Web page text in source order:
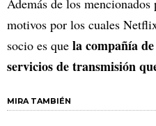
Además de los
motivos por los cuales
socio es que la compañía
servicios de transmisión
MIRA TAMBIÉN